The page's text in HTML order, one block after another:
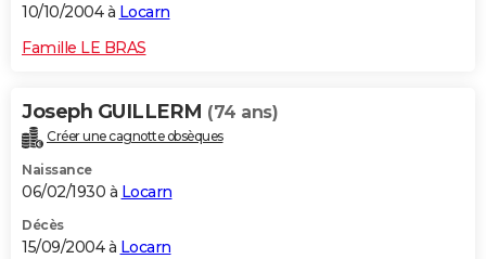
10/10/2004 à Locarn
Famille LE BRAS
Joseph GUILLERM (74 ans)
Créer une cagnotte obsèques
Naissance
06/02/1930 à Locarn
Décès
15/09/2004 à Locarn